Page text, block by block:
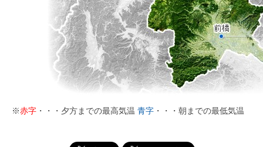
※赤字 ・・・夕方までの最高気温 青字 ・・・朝までの最低気温